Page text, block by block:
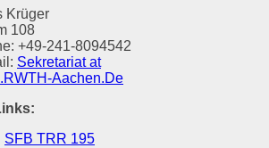
Krüger
108
+49-241-8094542
Sekretariat at
Aachen.De
SFB TRR 195